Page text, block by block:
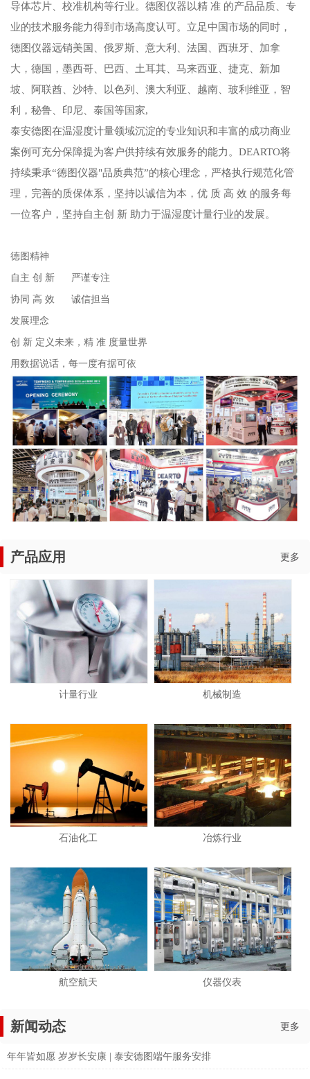
导体芯片、校准机构等行业。德图仪器以精 准 的产品品质、专
业的技术服务能力得到市场高度认可。立足中国市场的同时，
德图仪器远销美国、俄罗斯、意大利、法国、西班牙、加拿
大，德国，墨西哥、巴西、土耳其、马来西亚、捷克、新加
坡、阿联酋、沙特、以色列、澳大利亚、越南、玻利维亚，智
利，秘鲁、印尼、泰国等国家,
泰安德图在温湿度计量领域沉淀的专业知识和丰富的成功商业
案例可充分保障提为客户供持续有效服务的能力。DEARTO将
持续秉承“德图仪器"品质典范”的核心理念，严格执行规范化管
理，完善的质保体系，坚持以诚信为本，优 质 高 效 的服务每
一位客户，坚持自主创 新 助力于温湿度计量行业的发展。
德图精神
自主 创 新 严谨专注
协同 高 效 诚信担当
发展理念
创 新 定义未来，精 准 度量世界
用数据说话，每一度有据可依
产品应用 更多
计量行业 机械制造
石油化工 冶炼行业
航空航天 仪器仪表
新闻动态 更多
年年皆如愿 岁岁长安康 | 泰安德图端午服务安排